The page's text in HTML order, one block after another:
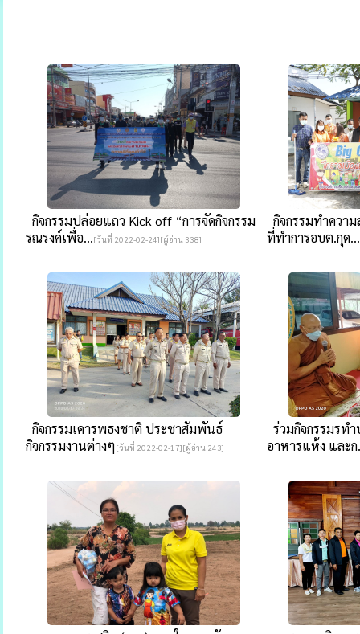
กิจกรรมปล่อยแถว Kick off “การจัดกิจกรรม
รณรงค์เพื่อ...[วันที่ 2022-02-24][ผู้อ่าน 338]
กิจกรรมทำควา
ที่ทำการอบต.กุด...
กิจกรรมเคารพธงชาติ ประชาสัมพันธ์
กิจกรรมงานต่างๆ [วันที่ 2022-02-17][ผู้อ่าน 243]
ร่วมกิจกรรมรท
อาหารแห้ง และก